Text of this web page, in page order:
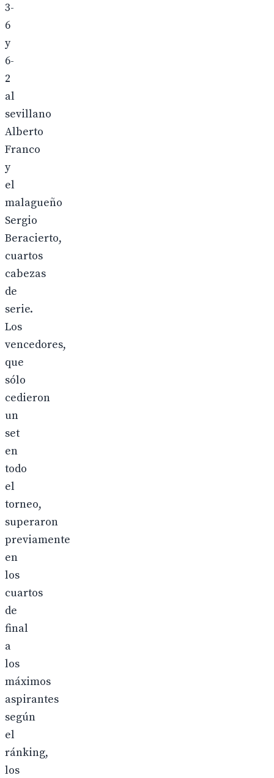
3-
6
y
6-
2
al
sevillano
Alberto
Franco
y
el
malagueño
Sergio
Beracierto,
cuartos
cabezas
de
serie.
Los
vencedores,
que
sólo
cedieron
un
set
en
todo
el
torneo,
superaron
previamente
en
los
cuartos
de
final
a
los
máximos
aspirantes
según
el
ránking,
los